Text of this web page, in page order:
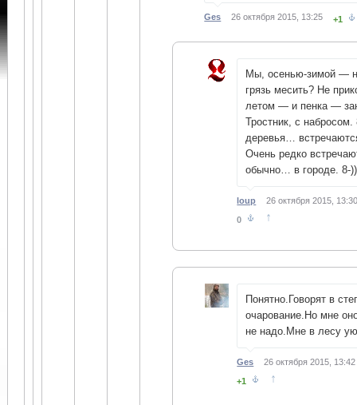
Ges 26 октября 2015, 13:25 +1
Мы, осенью-зимой —
грязь месить? Не
летом — и пенка —
Тростник, с набросом.
деревья…
Очень редко
обычно… в городе. 8-
loup
26 октября 2015,
0
↑
Понятно.Говорят в
очарование.Но мне
не надо.Мне в лесу
Ges
26 октября 2015, 13:42
+1
↑